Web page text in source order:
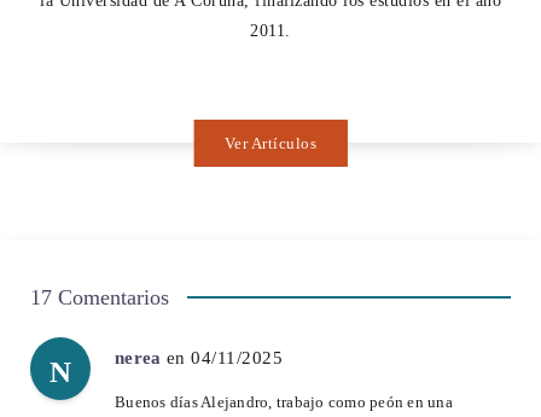
2011.
Ver Artículos
17 Comentarios
N nerea en 04/11/2025
Buenos días Alejandro, trabajo como peón en una